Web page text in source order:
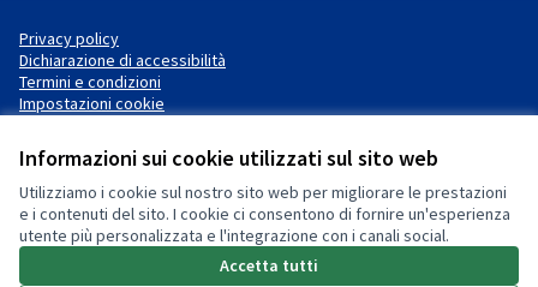
Informazioni sui cookie utilizzati sul sito web
Utilizziamo i cookie sul nostro sito web per migliorare le prestazioni
e i contenuti del sito. I cookie ci consentono di fornire un'esperienza
utente più personalizzata e l'integrazione con i canali social.
Accetta tutti
Privacy policy
Dichiarazione di accessibilità
Termini e condizioni
Impostazioni cookie
Licenza Creative Commons
(Collegamento esterno)
Sito web creato consoftware
libero
(Collegamento esterno)
.
(Collegamento esterno)